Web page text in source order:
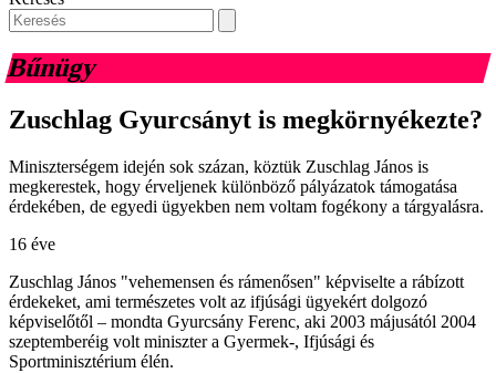
Bűnügy
Zuschlag Gyurcsányt is megkörnyékezte?
Miniszterségem idején sok százan, köztük Zuschlag János is
megkerestek, hogy érveljenek különböző pályázatok támogatása
érdekében, de egyedi ügyekben nem voltam fogékony a tárgyalásra.
16 éve
Zuschlag János "vehemensen és rámenősen" képviselte a rábízott
érdekeket, ami természetes volt az ifjúsági ügyekért dolgozó
képviselőtől – mondta Gyurcsány Ferenc, aki 2003 májusától 2004
szeptemberéig volt miniszter a Gyermek-, Ifjúsági és
Sportminisztérium élén.